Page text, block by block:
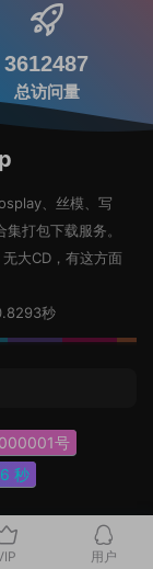
3612487
总访问量
、丝模、写
打包下载服务。
大CD，有这方面
秒
号
秒
用户